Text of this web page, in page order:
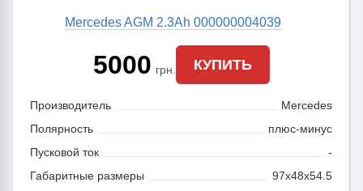
Mercedes AGM 2.3Ah 000000004039
5000 грн. КУПИТЬ
Производитель
Mercedes
Полярность
плюс-минус
Пусковой ток
-
Габаритные размеры
97x48x54.5